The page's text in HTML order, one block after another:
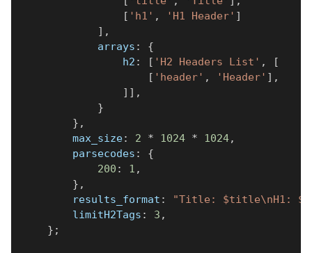
[ 'h1' , 'H1 Header' ]
] ,
            arrays
:
{
                h2
: [ 'H2 Headers List' ,
[
[ 'header' , 'Header' ] ,
] ] ,
}
} ,
        max_size
: 2 * 1024 * 1024,
        parsecodes
:
{
200 : 1 ,
} ,
        results_format
:
"Title: $title\nH1:
        limitH2Tags
: 3 ,
} ;